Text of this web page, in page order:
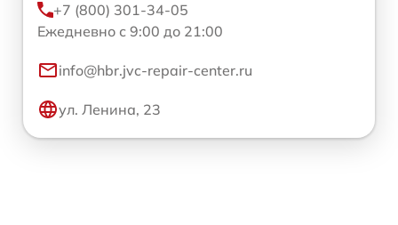
+7 (800) 301-34-05
Ежедневно с 9:00 до 21:00
info@hbr.jvc-repair-center.ru
ул. Ленина, 23